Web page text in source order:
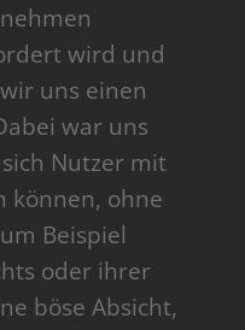
wird und
uns einen
war uns
Nutzer mit
können, ohne
Beispiel
oder ihrer
böse Absicht,